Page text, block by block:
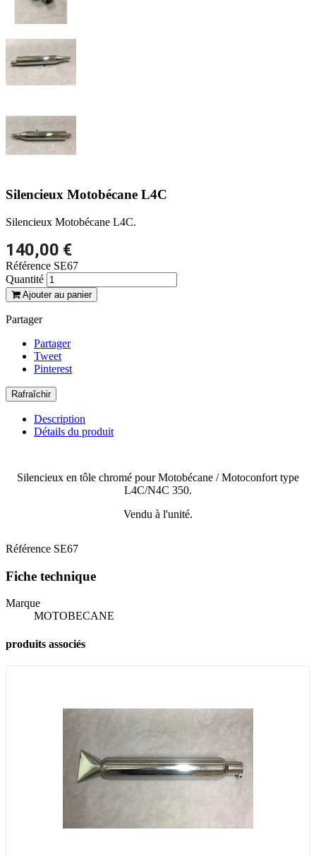
Silencieux Motobécane L4C
Silencieux Motobécane L4C.
140,00 €
Référence SE67
Quantité
Ajouter au panier
Partager
Partager
Tweet
Pinterest
Description
Détails du produit
Silencieux en tôle chromé pour Motobécane / Motoconfort type
L4C/N4C 350.
Vendu à l'unité.
Référence SE67
Fiche technique
Marque
MOTOBECANE
produits associés